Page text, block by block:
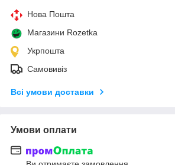
Нова Пошта
Магазини Rozetka
Укрпошта
Самовивіз
Всі умови доставки
Умови оплати